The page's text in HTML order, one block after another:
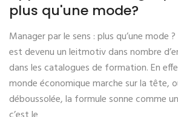
plus qu'une mode?
Manager par le sens : plus qu’une mode
est devenu un leitmotiv dans nombre
dans les catalogues de formation. En
monde économique marche sur la tête,
déboussolée, la formule sonne comme